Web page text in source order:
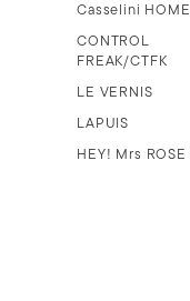
Casselini HOME
CONTROL
FREAK/CTFK
LE VERNIS
LAPUIS
HEY! Mrs ROSE